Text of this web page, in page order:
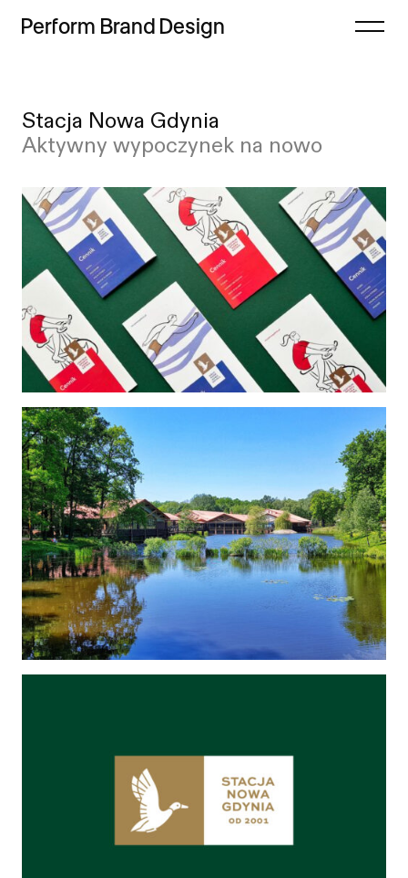
Perform Brand Design
Projekty
Refleksje
Freebie
Sklep
Kontakt
Case study
Lista
Indeks
Stacja Nowa Gdynia
Aktywny wypoczynek na nowo